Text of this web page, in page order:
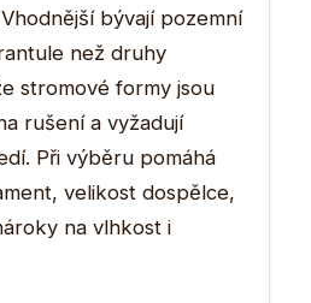
bývají pozemní
než druhy
stromové formy jsou
rušení a vyžadují
Při výběru pomáhá
velikost dospělce,
na vlhkost i